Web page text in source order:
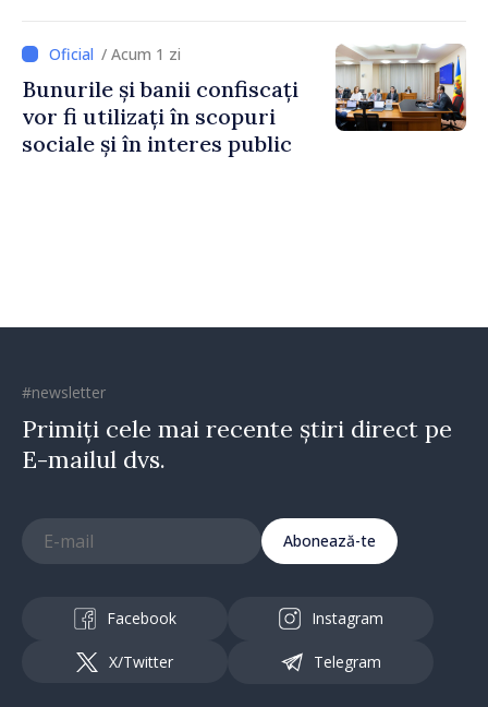
Irlandei de Nord, Fern
Horine / Acum 1 zi
Bunurile și banii confiscați
vor fi utilizați în scopuri
sociale și în interes public
#newsletter
Primiți cele mai recente știri direct pe
E-mailul dvs.
Abonează-te
Facebook Instagram
X/Twitter Telegram